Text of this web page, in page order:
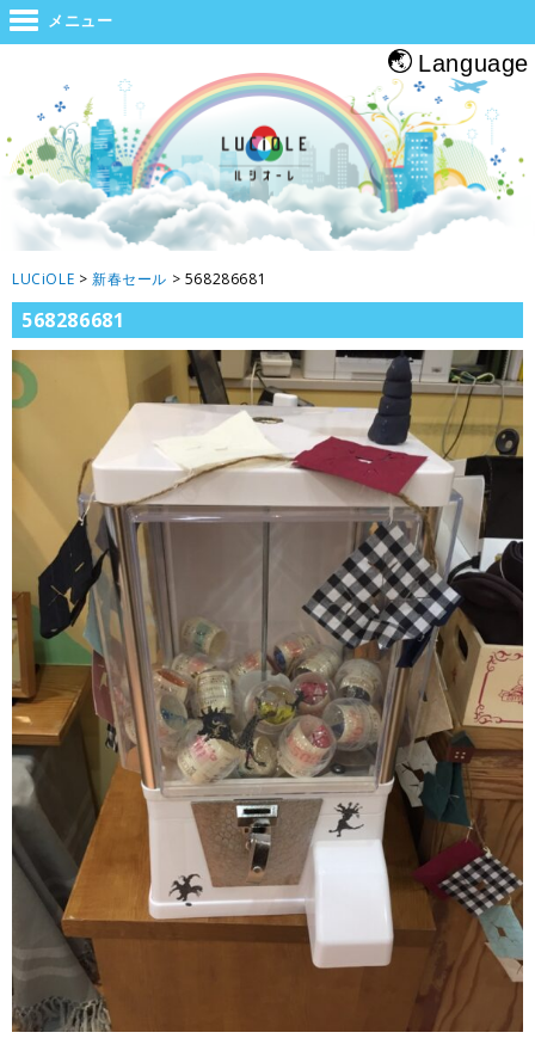
世界と大阪をつなぐジャンクション。旅をする人・帰る人・地元の人がホッと
メニュー
Language
LUCiOLE >新春セール > 568286681
568286681